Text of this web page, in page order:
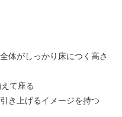
体がしっかり床につく高さ
て座る
き上げるイメージを持つ